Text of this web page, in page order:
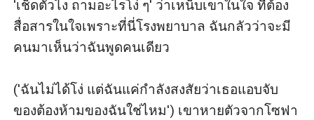
'เช็ดตัวไง ถามอะไรโง่ ๆ' ว่าเหน็บเขาในใจ ที่ต้อง
สื่อสารในใจเพราะที่นี่โรงพยาบาล ฉันกลัวว่าจะมี
คนมาเห็นว่าฉันพูดคนเดียว
('ฉันไม่ได้โง่ แต่ฉันแค่กำลังสงสัยว่าเธอแอบจับ
ของต้องห้ามของฉันใช่ไหม') เขาหายตัวจากโซฟา